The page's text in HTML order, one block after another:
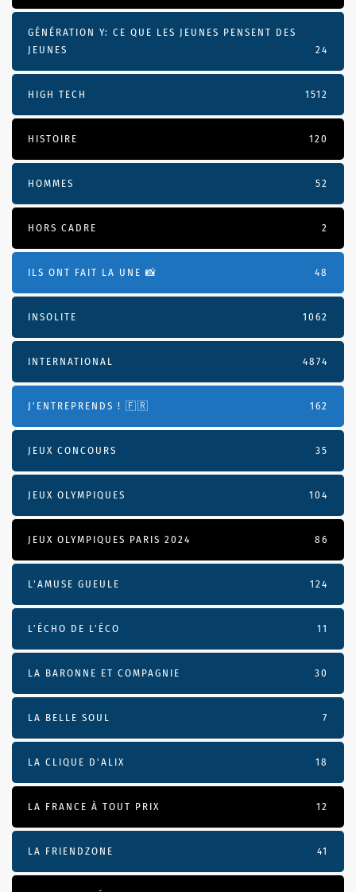
GÉNÉRATION Y: CE QUE LES JEUNES PENSENT DES
JEUNES
24
HIGH TECH 1512
HISTOIRE 120
HOMMES 52
HORS CADRE 2
ILS ONT FAIT LA UNE 📸 48
INSOLITE 1062
INTERNATIONAL 4874
J'ENTREPRENDS ! 🇫🇷 162
JEUX CONCOURS 35
JEUX OLYMPIQUES 104
JEUX OLYMPIQUES PARIS 2024 86
L'AMUSE GUEULE 124
L’ÉCHO DE L’ÉCO 11
LA BARONNE ET COMPAGNIE 30
LA BELLE SOUL 7
LA CLIQUE D'ALIX 18
LA FRANCE À TOUT PRIX 12
LA FRIENDZONE 41